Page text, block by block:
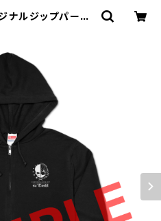
ルジップパーカ